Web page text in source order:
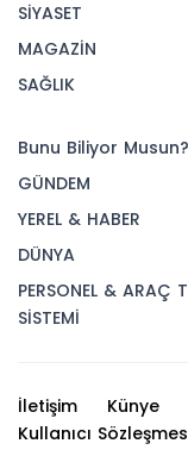
SİYASET
MAGAZİN
SAĞLIK
Bunu Biliyor Musun?
GÜNDEM
YEREL & HABER
DÜNYA
PERSONEL & ARAÇ
SİSTEMİ
İletişim Künye
Kullanıcı